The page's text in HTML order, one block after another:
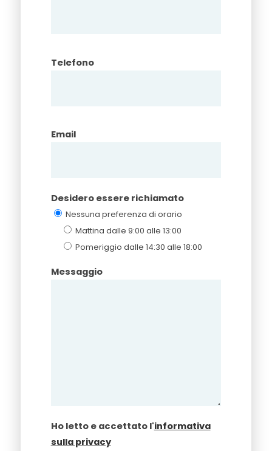
Telefono
Email
Desidero essere richiamato
Nessuna preferenza di orario
Mattina dalle 9:00 alle 13:00
Pomeriggio dalle 14:30 alle 18:00
Messaggio
Ho letto e accettato l'informativa
sulla privacy